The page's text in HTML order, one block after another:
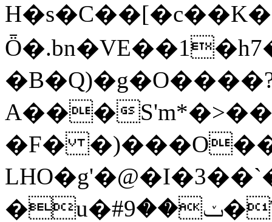
А���
�F�
�u�#ݖ��9�T�Sh�<љ�XdP�J{~d��6N��ĄI��s��͡��n���kÀ�(I�\6Ɠi��#�{�̩~2�U�܇�_��c���a��u��.^r�/